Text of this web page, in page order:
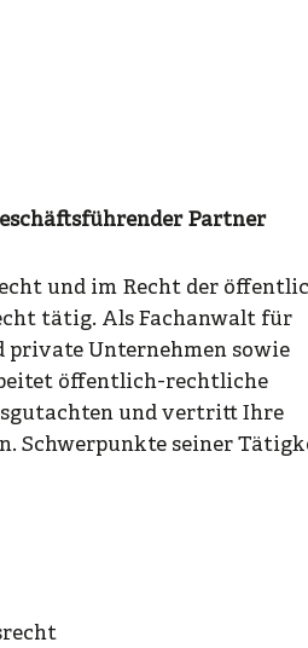
Partner
und im Recht der
tätig. Als Fachanwalt für
private Unternehmen sowie
öffentlich-rechtliche
und vertritt Ihre
Schwerpunkte seiner